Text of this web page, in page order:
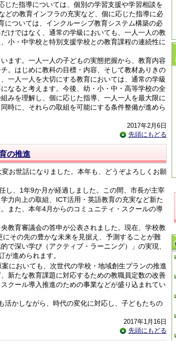
た指導については、個別の学習支援や学習相談を
どの教育インフラの充実など、個に応じた指導に必
ついては、インクルーシブ教育システム構築の必
けではなく、通常の学級においても、一人一人の教
小・中学校と特別支援学校との教育課程の連続性に
ます。一人一人の子どもの実態把握から、教育内容
。はじめに教科の目標・内容、そして教材ありきの
一人一人を大切にする教育においては、通常の学級
なると考えます。今後、幼・小・中・高等学校の全
みを理解し、個に応じた指導、一人一人を最大限に
時に、それらの取組を可能にする条件整備が進めら
2017年2月6日
先頭にもどる
の推進
お世話になりました。本年も、どうぞよろしくお願
、1年9か月が経過しました。この間、市長が主宰
力向上の取組、ICT活用・英語教育の充実など新た
また、本年4月からのコミュニティ・スクールの導
教育審議会の答申が公表されました。現在、学校教
その先の豊かな未来を見据え、予測することが難
で深い学び（アクティブ・ラーニング）」の実現、
進められます。
においても、次世代の学校・地域創生プランの推進
新たな教育課題に対応するための教職員定数の改善
クール導入推進のための事業などが盛り込まれてい
かしながら、時代の変化に対応し、子どもたちの
2017年1月16日
先頭にもどる